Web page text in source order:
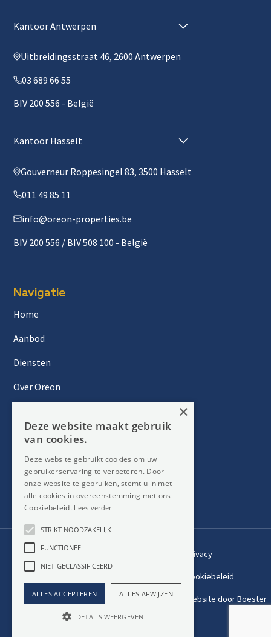
Kantoor Antwerpen
Uitbreidingsstraat 46, 2600 Antwerpen
03 689 66 55
BIV 200 556 - België
Kantoor Hasselt
Gouverneur Roppesingel 83, 3500 Hasselt
011 49 85 11
info@oreon-properties.be
BIV 200 556 / BIV 508 100 - België
Navigatie
Home
Aanbod
Diensten
Over Oreon
Contact
Nieuwsbrief
Verzekering
beroepsaansprakelijkheid:
AXA-polis 730.390.160
Privacy
Cookiebeleid
Website door Boester
×
Deze website maakt gebruik
van cookies.
Deze website gebruikt cookies om uw
gebruikerservaring te verbeteren. Door
onze website te gebruiken, stemt u in met
alle cookies in overeenstemming met ons
Cookiebeleid. Lees verder
STRIKT NOODZAKELIJK
FUNCTIONEEL
NIET-GECLASSIFICEERD
ALLES ACCEPTEREN ALLES AFWIJZEN
DETAILS WEERGEVEN